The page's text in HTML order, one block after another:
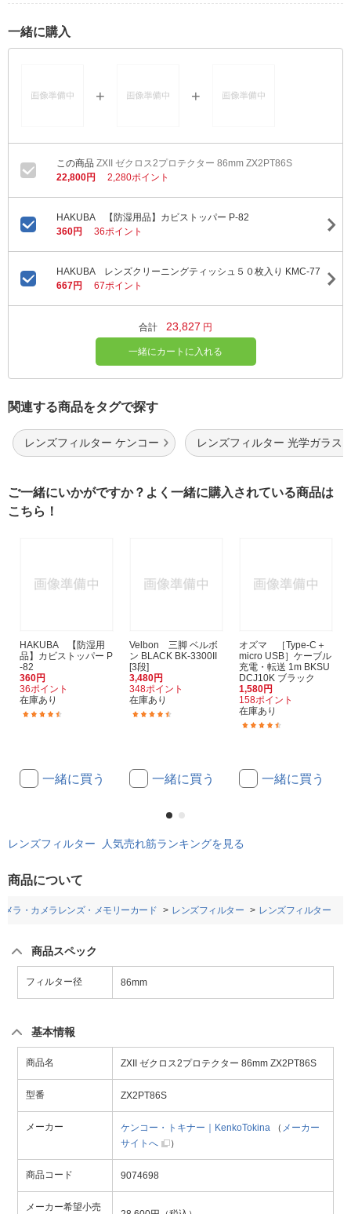
一緒に購入
ZXII ゼクロス2プロテクター 86mm ZX2PT86S
22,800円
2,280ポイント
HAKUBA 【防湿用品】カビストッパー P-82
360円
36ポイント
HAKUBA レンズクリーニングティッシュ５０枚入り KMC-77
667円
67ポイント
合計 23,827 円
一緒にカートに入れる
関連する商品をタグで探す
レンズフィルター ケンコー レンズフィルター 光学ガラス
ご一緒にいかがですか？よく一緒に購入されている商品は
こちら！
HAKUBA 【防湿用
品】カビストッパー P
-82
360円
36ポイント
在庫あり
一緒に買う
Velbon 三脚 ベルボ
ン BLACK BK-3300II
[3段]
3,480円
348ポイント
在庫あり
一緒に買う
オズマ ［Type-C＋
micro USB］ケーブル
充電・転送 1m BKSU
DCJ10K ブラック
1,580円
158ポイント
在庫あり
一緒に買う
レンズフィルター 人気売れ筋ランキングを見る
商品について
メラ・カメラレンズ・メモリーカード レンズフィルター レンズフィルター
商品スペック
フィルター径 86mm
基本情報
商品名 ZXII ゼクロス2プロテクター 86mm ZX2PT86S
型番 ZX2PT86S
メーカー ケンコー・トキナー｜KenkoTokina （ メーカー
サイトへ
）
商品コード 9074698
メーカー希望小売